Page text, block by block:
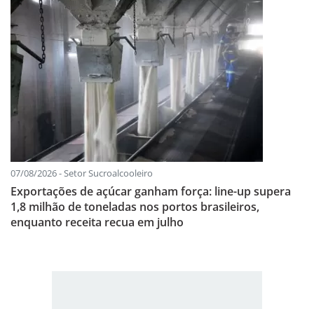
07/08/2026 - Setor Sucroalcooleiro
Exportações de açúcar ganham força: line-up supera
1,8 milhão de toneladas nos portos brasileiros,
enquanto receita recua em julho